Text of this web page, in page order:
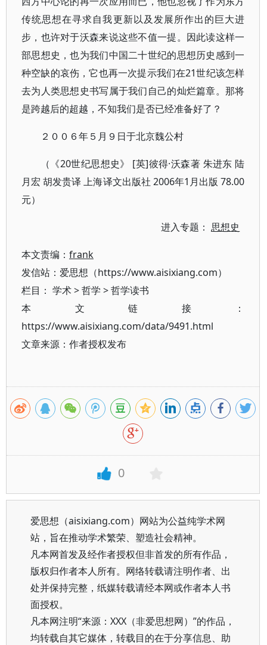
传统思想在寻求自我更新以及发展所作出的巨大进
步，也许对于沃森来说这些不值一提。因此读这样一
部思想史，也为我们中国二十世纪的思想历史感到一
种空缺的哀伤，它也再一次提示我们在21世纪该怎样
去为人类思想史书写属于我们自己的灿烂篇章。那将
是跨越后的超越，不知我们是否已经准备好了？
２００６年５月９日于北京魏公村
（《20世纪思想史》 [英]彼得·沃森著 朱进东 陆
月宏 胡发贵译 上海译文出版社 2006年1月出版 78.00
元）
进入专题：思想史
本文责编： frank
发信站：爱思想（https://www.aisixiang.com）
栏目： 学术>哲学 >哲学读书
本文链接：
https://www.aisixiang.com/data/9491.html
文章来源：作者授权发布
0
爱思想（aisixiang.com）网站为公益纯学术网
站，旨在推动学术繁荣、塑造社会精神。
凡本网首发及经作者授权但非首发的所有作品，
版权归作者本人所有。网络转载请注明作者、出
处并保持完整，纸媒转载请经本网或作者本人书
面授权。
凡本网注明“来源：XXX（非爱思想网）”的作品，
均转载自其它媒体，转载目的在于分享信息、助